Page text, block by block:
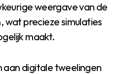
weergave van de
wat precieze simulaties
maakt.
aan digitale tweelingen